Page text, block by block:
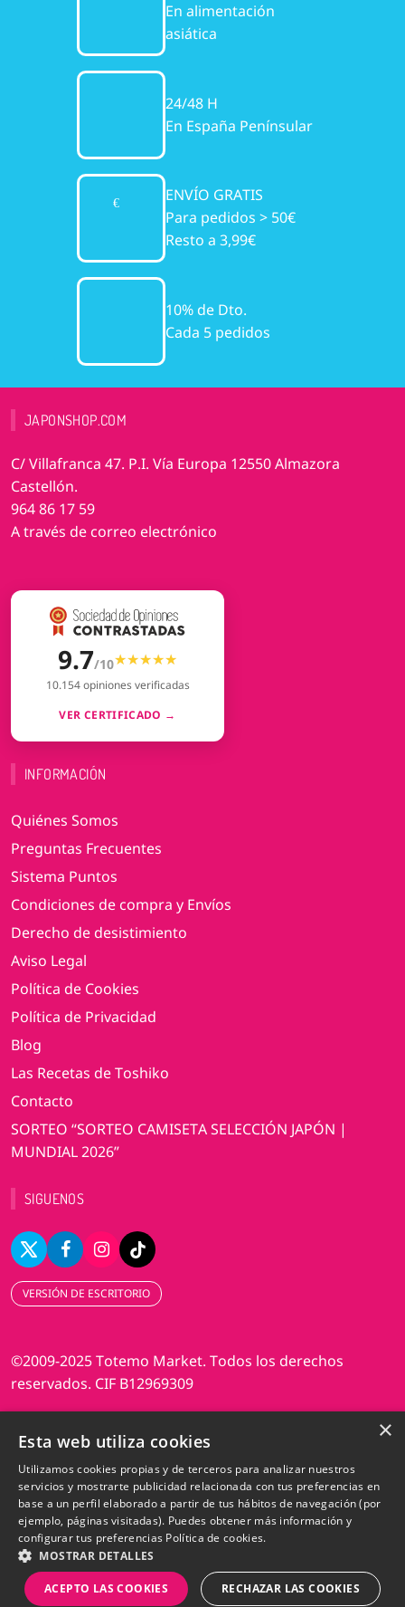
En alimentación
asiática
24/48 H
En España Penínsular
ENVÍO GRATIS
Para pedidos > 50€
Resto a 3,99€
10% de Dto.
Cada 5 pedidos
JAPONSHOP.COM
C/ Villafranca 47. P.I. Vía Europa 12550 Almazora
Castellón.
964 86 17 59
A través de correo electrónico
9.7/10★★★★★
★★★★★
10.154 opiniones verificadas
VER CERTIFICADO →
INFORMACIÓN
Quiénes Somos
Preguntas Frecuentes
Sistema Puntos
Condiciones de compra y Envíos
Derecho de desistimiento
Aviso Legal
Política de Cookies
Política de Privacidad
Blog
Las Recetas de Toshiko
Contacto
SORTEO “SORTEO CAMISETA SELECCIÓN JAPÓN |
MUNDIAL 2026”
SIGUENOS
VERSIÓN DE ESCRITORIO
©2009-2025 Totemo Market. Todos los derechos
reservados. CIF B12969309
×
Esta web utiliza cookies
Utilizamos cookies propias y de terceros para analizar nuestros
servicios y mostrarte publicidad relacionada con tus preferencias en
base a un perfil elaborado a partir de tus hábitos de navegación (por
ejemplo, páginas visitadas). Puedes obtener más información y
configurar tus preferencias Política de cookies.
MOSTRAR DETALLES
ACEPTO LAS COOKIES RECHAZAR LAS COOKIES